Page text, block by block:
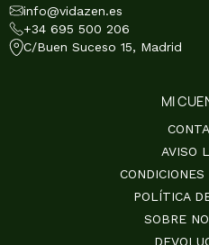
info@vidazen.es
+34 695 500 206
C/Buen Suceso 15, Madrid
MI
AVISO
POLÍTICA
SOBRE